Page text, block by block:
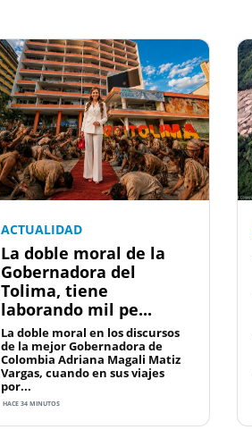
ACTUALIDAD
La doble moral de la
Gobernadora del
Tolima, tiene
laborando mil pe...
La doble moral en los discursos
de la mejor Gobernadora de
Colombia Adriana Magali Matiz
Vargas, cuando en sus viajes
por...
HACE 34 MINUTOS